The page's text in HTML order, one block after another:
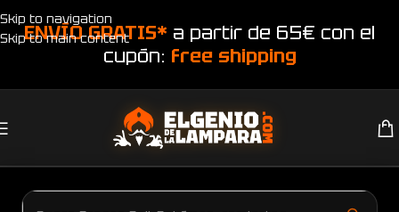
Skip to navigation
Skip to main content
ENVÍO GRATIS* a partir de 65€ con el
cupón: free shipping